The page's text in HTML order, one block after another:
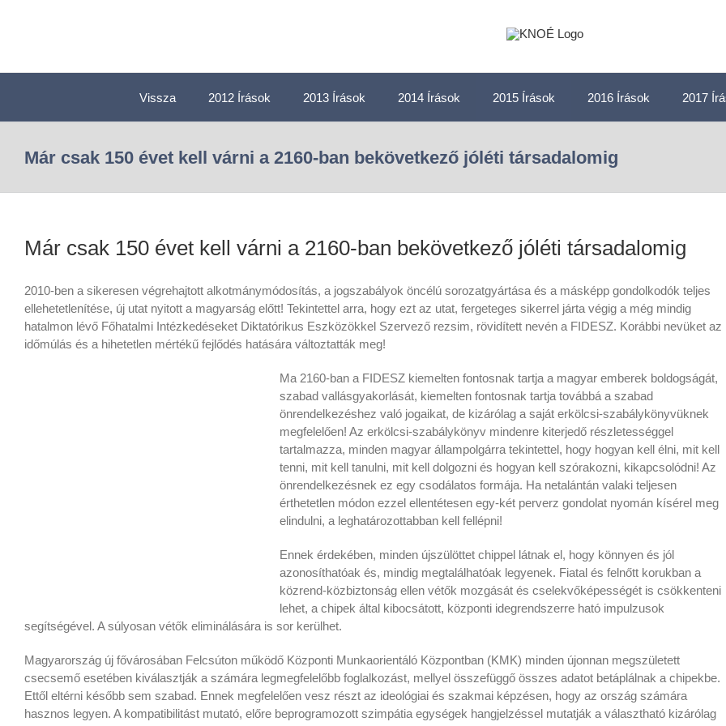
Vissza 2012 Írások 2013 Írások 2014 Írások 2015 Írások 2016 Írások 2017
Már csak 150 évet kell várni a 2160-ban bekövetkező jóléti társadalomig
Már csak 150 évet kell várni a 2160-ban bekövetkező jóléti társadalomig
2010-ben a sikeresen végrehajtott alkotmánymódosítás, a jogszabályok öncélú sorozatgyártása és a másképp gondolkodók teljes
ellehetetlenítése, új utat nyitott a magyarság előtt! Tekintettel arra, hogy ezt az utat, fergeteges sikerrel járta végig a még mindig
hatalmon lévő Főhatalmi Intézkedéseket Diktatórikus Eszközökkel Szervező rezsim, rövidített nevén a FIDESZ. Korábbi nevüket az
időmúlás és a hihetetlen mértékű fejlődés hatására változtatták meg!
Ma 2160-ban a FIDESZ kiemelten fontosnak tartja a magyar emberek boldogságát,
szabad vallásgyakorlását, kiemelten fontosnak tartja továbbá a szabad
önrendelkezéshez való jogaikat, de kizárólag a saját erkölcsi-szabálykönyvüknek
megfelelően! Az erkölcsi-szabálykönyv mindenre kiterjedő részletességgel
tartalmazza, minden magyar állampolgárra tekintettel, hogy hogyan kell élni, mit kell
tenni, mit kell tanulni, mit kell dolgozni és hogyan kell szórakozni, kikapcsolódni! Az
önrendelkezésnek ez egy csodálatos formája. Ha netalántán valaki teljesen
érthetetlen módon ezzel ellentétesen egy-két perverz gondolat nyomán kísérel meg
elindulni, a leghatározottabban kell fellépni!
Ennek érdekében, minden újszülöttet chippel látnak el, hogy könnyen és jól
azonosíthatóak és, mindig megtalálhatóak legyenek. Fiatal és felnőtt korukban a
közrend-közbiztonság ellen vétők mozgását és cselekvőképességét is csökkenteni
lehet, a chipek által kibocsátott, központi idegrendszerre ható impulzusok
segítségével. A súlyosan vétők eliminálására is sor kerülhet.
Magyarország új fővárosában Felcsúton működő Központi Munkaorientáló Központban (KMK) minden újonnan megszületett
csecsemő esetében kiválasztják a számára legmegfelelőbb foglalkozást, mellyel összefüggő összes adatot betáplálnak a chipekbe.
Ettől eltérni később sem szabad. Ennek megfelelően vesz részt az ideológiai és szakmai képzésen, hogy az ország számára
hasznos legyen. A kompatibilitást mutató, előre beprogramozott szimpátia egységek hangjelzéssel mutatják a választható kizárólag